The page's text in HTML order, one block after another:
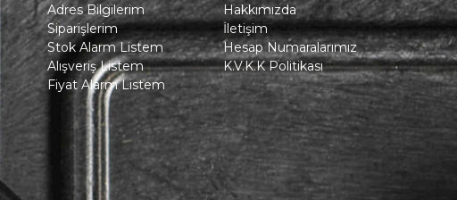
Adres Bilgilerim
Siparişlerim
Stok Alarm Listem
Alışveriş Listem
Fiyat Alarm Listem
Hakkımızda
İletişim
Hesap Numaralarımız
K.V.K.K Politikası